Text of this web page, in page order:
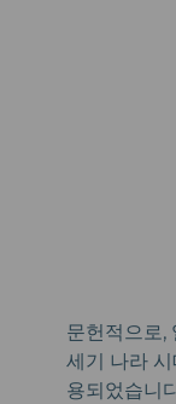
문헌적으로,
세기 나라
용되었습니